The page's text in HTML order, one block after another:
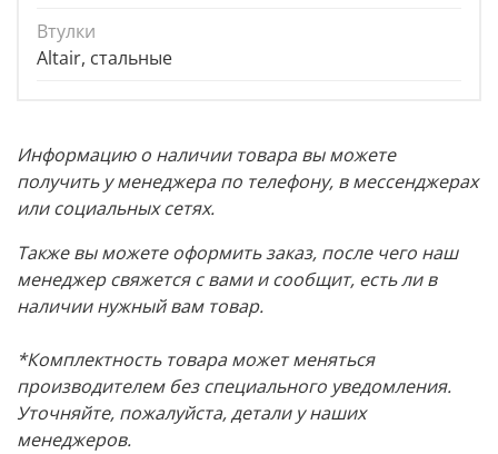
Втулки
Altair, стальные
Информацию о наличии товара вы можете
получить у менеджера по телефону, в мессенджерах
или социальных сетях.
Также вы можете оформить заказ, после чего наш
менеджер свяжется с вами и сообщит, есть ли в
наличии нужный вам товар.
*Комплектность товара может меняться
производителем без специального уведомления.
Уточняйте, пожалуйста, детали у наших
менеджеров.